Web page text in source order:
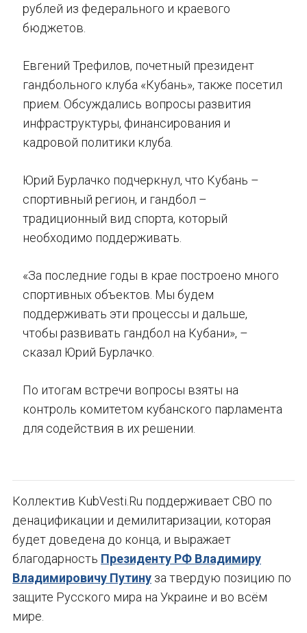
рублей из федерального и краевого
бюджетов.
Евгений Трефилов, почетный президент
гандбольного клуба «Кубань», также посетил
прием. Обсуждались вопросы развития
инфраструктуры, финансирования и
кадровой политики клуба.
Юрий Бурлачко подчеркнул, что Кубань –
спортивный регион, и гандбол –
традиционный вид спорта, который
необходимо поддерживать.
«За последние годы в крае построено много
спортивных объектов. Мы будем
поддерживать эти процессы и дальше,
чтобы развивать гандбол на Кубани», –
сказал Юрий Бурлачко.
По итогам встречи вопросы взяты на
контроль комитетом кубанского парламента
для содействия в их решении.
Коллектив KubVesti.Ru поддерживает СВО по
денацификации и демилитаризации, которая
будет доведена до конца, и выражает
благодарность Президенту РФ Владимиру
Владимировичу Путину за твердую позицию по
защите Русского мира на Украине и во всём
мире.